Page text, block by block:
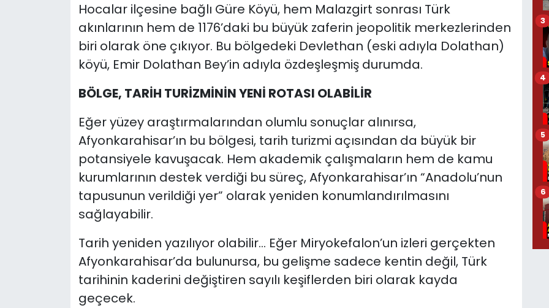
Hocalar ilçesine bağlı Güre Köyü, hem Malazgirt sonrası Türk
akınlarının hem de 1176’daki bu büyük zaferin jeopolitik merkezlerinden
biri olarak öne çıkıyor. Bu bölgedeki Devlethan (eski adıyla Dolathan)
köyü, Emir Dolathan Bey’in adıyla özdeşleşmiş durumda.
BÖLGE, TARİH TURİZMİNİN YENİ ROTASI OLABİLİR
Eğer yüzey araştırmalarından olumlu sonuçlar alınırsa,
Afyonkarahisar’ın bu bölgesi, tarih turizmi açısından da büyük bir
potansiyele kavuşacak. Hem akademik çalışmaların hem de kamu
kurumlarının destek verdiği bu süreç, Afyonkarahisar’ın “Anadolu’nun
tapusunun verildiği yer” olarak yeniden konumlandırılmasını
sağlayabilir.
Tarih yeniden yazılıyor olabilir… Eğer Miryokefalon’un izleri gerçekten
Afyonkarahisar’da bulunursa, bu gelişme sadece kentin değil, Türk
tarihinin kaderini değiştiren sayılı keşiflerden biri olarak kayda
geçecek.
3
4
5
6